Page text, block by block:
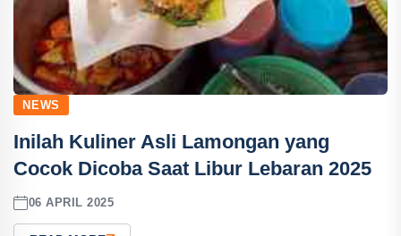
NEWS
Inilah Kuliner Asli Lamongan yang
Cocok Dicoba Saat Libur Lebaran 2025
06 APRIL 2025